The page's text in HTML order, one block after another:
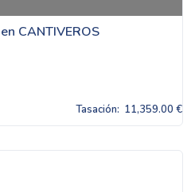
CANTIVEROS
Tasación: 11,359.00 €